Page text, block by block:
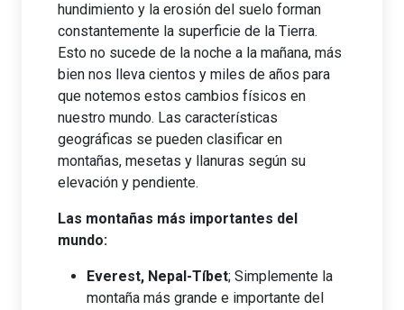
hundimiento y la erosión del suelo forman
constantemente la superficie de la Tierra.
Esto no sucede de la noche a la mañana, más
bien nos lleva cientos y miles de años para
que notemos estos cambios físicos en
nuestro mundo. Las características
geográficas se pueden clasificar en
montañas, mesetas y llanuras según su
elevación y pendiente.
Las montañas más importantes del
mundo:
Everest, Nepal-Tíbet; Simplemente la
montaña más grande e importante del